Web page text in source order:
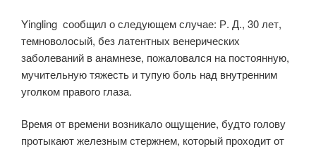
Yingling сообщил о следующем случае: Р. Д., 30 лет,
темноволосый, без латентных венерических
заболеваний в анамнезе, пожаловался на постоянную,
мучительную тяжесть и тупую боль над внутренним
уголком правого глаза.
Время от времени возникало ощущение, будто голову
протыкают железным стержнем, который проходит от